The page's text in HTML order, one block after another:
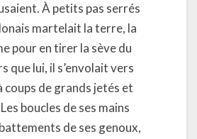
À petits pas serrés
martelait la terre, la
pour en tirer la sève du
que lui, il s’envolait vers
coups de grands jetés et
boucles de ses mains
de ses genoux,